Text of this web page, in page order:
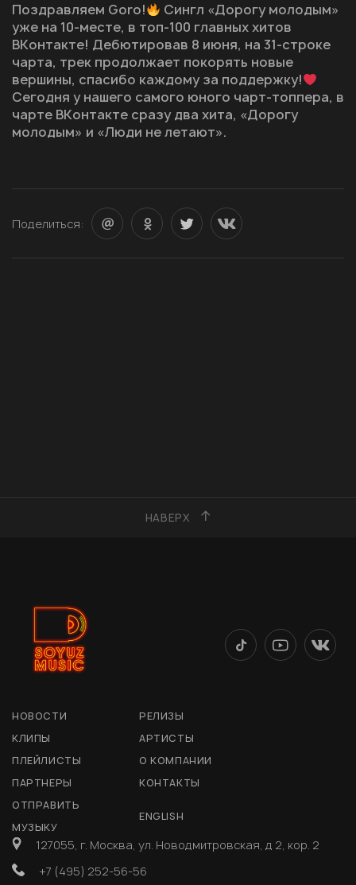
Поздравляем Goro!
Сингл «Дорогу молодым»
уже на 10-месте, в топ-100 главных хитов
ВKонтакте! Дебютировав 8 июня, на 31-строке
чарта, трек продолжает покорять новые
вершины, спасибо каждому за поддержку!
Сегодня у нашего самого юного чарт-топпера, в
чарте ВKонтакте сразу два хита, «Дорогу
молодым» и «Люди не летают».
Поделиться:
НАВЕРХ
НОВОСТИ
РЕЛИЗЫ
КЛИПЫ
АРТИСТЫ
ПЛЕЙЛИСТЫ
О КОМПАНИИ
ПАРТНЕРЫ
КОНТАКТЫ
ОТПРАВИТЬ
МУЗЫКУ
ENGLISH
127055, г. Москва, ул. Новодмитровская, д 2, кор. 2
+7 (495) 252-56-56